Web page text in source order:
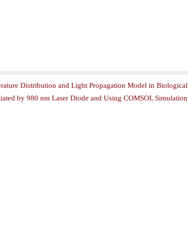
Distribution and Light Propagation Model in Biological
by 980 nm Laser Diode and Using COMSOL Simulation